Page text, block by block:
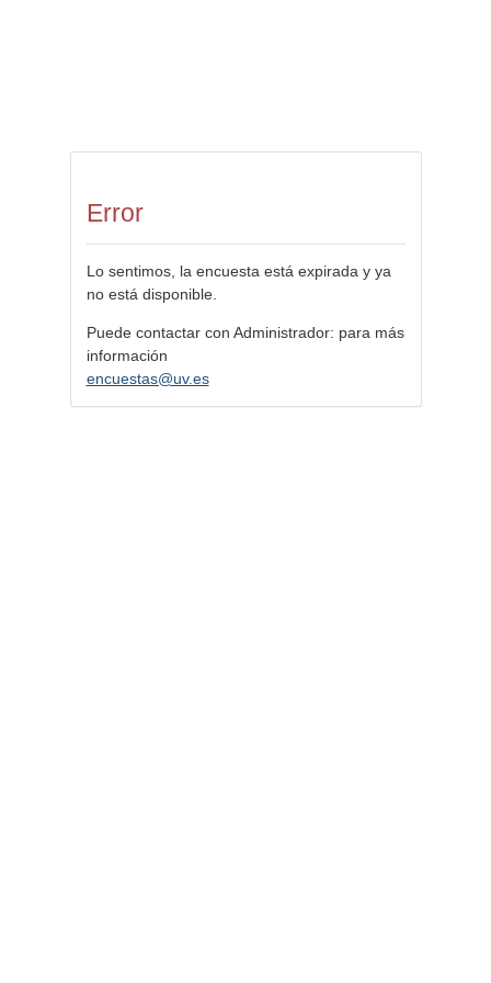
Error
Lo sentimos, la encuesta está expirada y ya
no está disponible.
Puede contactar con Administrador: para más
información
encuestas@uv.es